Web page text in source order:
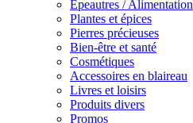
Épeautres / Alimentation
Plantes et épices
Pierres précieuses
Bien-être et santé
Cosmétiques
Accessoires en blaireau
Livres et loisirs
Produits divers
Promos